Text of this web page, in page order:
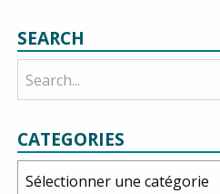
SEARCH
CATEGORIES